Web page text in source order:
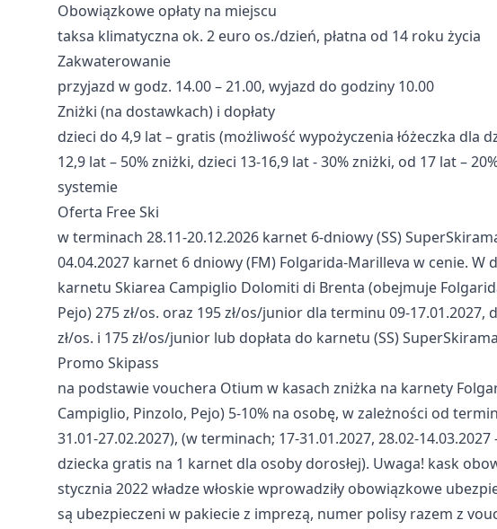
Obowiązkowe opłaty na miejscu
taksa klimatyczna ok. 2 euro os./dzień, płatna od 14 roku życia
Zakwaterowanie
przyjazd w godz. 14.00 – 21.00, wyjazd do godziny 10.00
Zniżki (na dostawkach) i dopłaty
dzieci do 4,9 lat – gratis (możliwość wypożyczenia łóżeczka dla
12,9 lat – 50% zniżki, dzieci 13-16,9 lat - 30% zniżki, od 17 lat –
systemie
Oferta Free Ski
w terminach 28.11-20.12.2026 karnet 6-dniowy (SS)
04.04.2027 karnet 6 dniowy (FM) Folgarida-Marilleva w cenie.
karnetu Skiarea Campiglio Dolomiti di Brenta (obejmuje
Pejo) 275 zł/os. oraz 195 zł/os/junior dla terminu 09-17.01.2027,
zł/os. i 175 zł/os/junior lub dopłata do karnetu (SS)
Promo Skipass
na podstawie vouchera Otium w kasach zniżka na karnety
Campiglio, Pinzolo, Pejo) 5-10% na osobę, w zależności od
31.01-27.02.2027), (w terminach; 17-31.01.2027, 28.02-
dziecka gratis na 1 karnet dla osoby dorosłej). Uwaga! kask
stycznia 2022 władze włoskie wprowadziły obowiązkowe
są ubezpieczeni w pakiecie z imprezą, numer polisy razem z